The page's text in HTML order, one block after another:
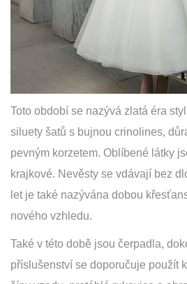
Toto období se nazývá zlatá éra
siluety šatů s bujnou crinolines,
pevným korzetem. Oblíbené látky
krajkové. Nevěsty se vdávají bez
let je také nazývána dobou
nového vzhledu.
Také v této době jsou čerpadla,
příslušenství se doporučuje použít